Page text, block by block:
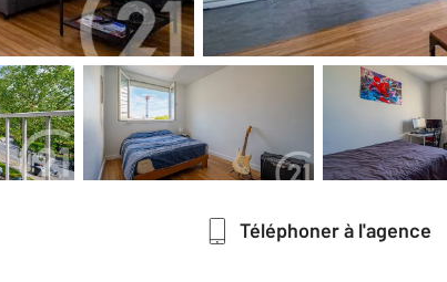
Téléphoner à l'agence